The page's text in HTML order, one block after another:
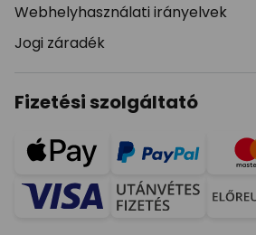
Webhelyhasználati irányelvek
Jogi záradék
Fizetési szolgáltató